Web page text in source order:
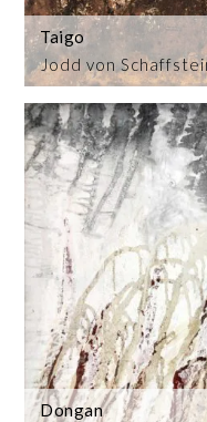
Jodd von
Taigo
Dongan